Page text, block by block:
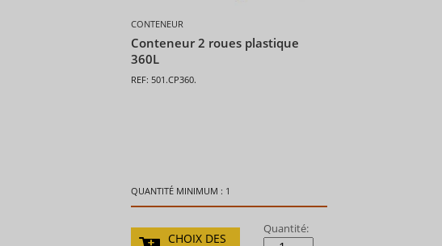
CONTENEUR
Conteneur 2 roues plastique
360L
REF: 501.CP360.
QUANTITÉ MINIMUM : 1
Quantité:
CHOIX DES